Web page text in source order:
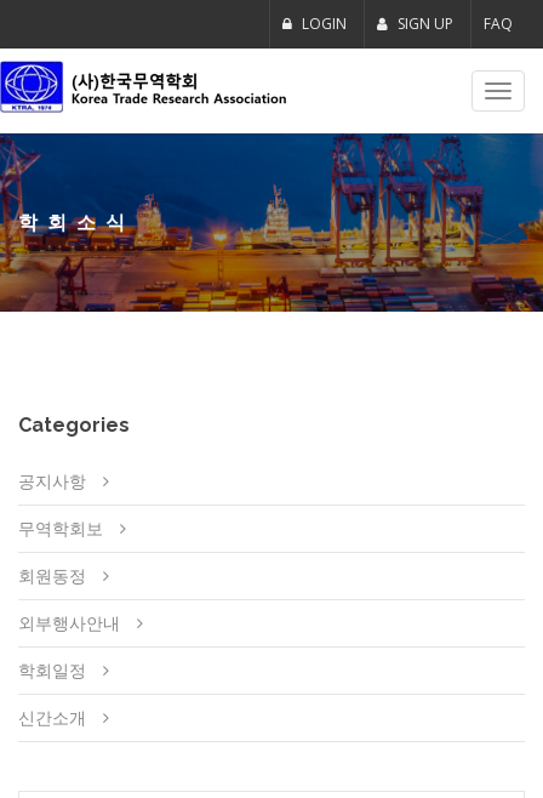
LOGIN SIGN UP FAQ
학회소식
Categories
공지사항
무역학회보
회원동정
외부행사안내
학회일정
신간소개